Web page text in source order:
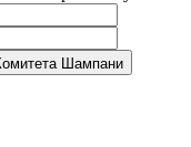
Шампани